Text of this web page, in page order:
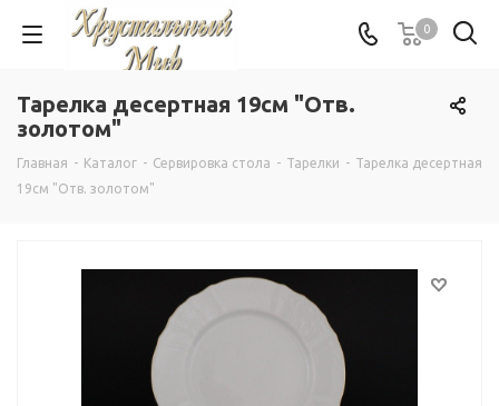
0
Тарелка десертная 19см "Отв.
золотом"
Главная - Каталог - Сервировка стола - Тарелки - Тарелка десертная
19см "Отв. золотом"